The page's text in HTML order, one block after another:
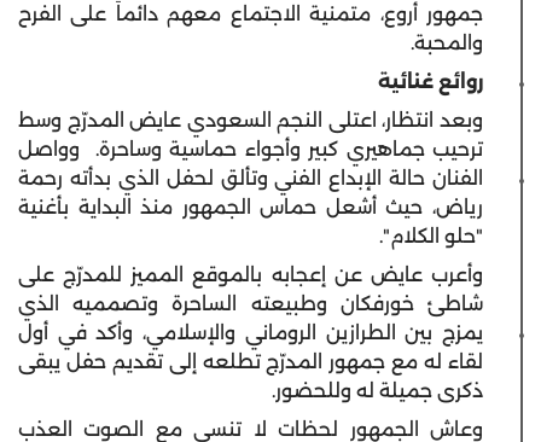
جمهور أروع، متمنية الاجتماع معهم دائماً على الفرح
والمحبة.
روائع غنائية
وبعد انتظار، اعتلى النجم السعودي عايض المدرّج وسط
ترحيب جماهيري كبير وأجواء حماسية وساحرة. وواصل
الفنان حالة الإبداع الفني وتألق لحفل الذي بدأته رحمة
رياض، حيث أشعل حماس الجمهور منذ البداية بأغنية
"حلو الكلام".
وأعرب عايض عن إعجابه بالموقع المميز للمدرّج على
شاطئ خورفكان وطبيعته الساحرة وتصمميه الذي
يمزج بين الطرازين الروماني والإسلامي، وأكد في أول
لقاء له مع جمهور المدرّج تطلعه إلى تقديم حفل يبقى
ذكرى جميلة له وللحضور.
وعاش الجمهور لحظات لا تنسى مع الصوت العذب